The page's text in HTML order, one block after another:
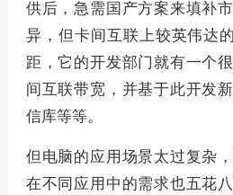
供后，急需国产方案来填补
异，但卡间互联上较英伟达
距，它的开发部门就有一个
间互联带宽，并基于此开发
信库等等。
但电脑的应用场景太过复杂
在不同应用中的需求也五花